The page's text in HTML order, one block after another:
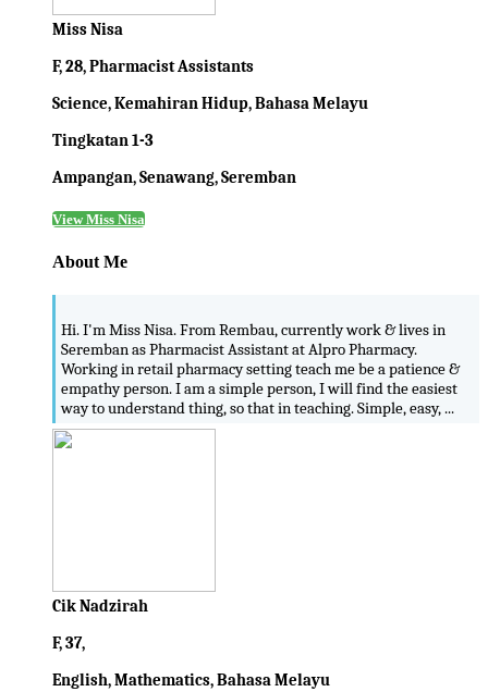
Miss Nisa
F, 28, Pharmacist Assistants
Science, Kemahiran Hidup, Bahasa Melayu
Tingkatan 1-3
Ampangan, Senawang, Seremban
View Miss Nisa
About Me
Hi. I'm Miss Nisa. From Rembau, currently work & lives in
Seremban as Pharmacist Assistant at Alpro Pharmacy.
Working in retail pharmacy setting teach me be a patience &
empathy person. I am a simple person, I will find the easiest
way to understand thing, so that in teaching. Simple, easy, ...
Cik Nadzirah
F, 37,
English, Mathematics, Bahasa Melayu